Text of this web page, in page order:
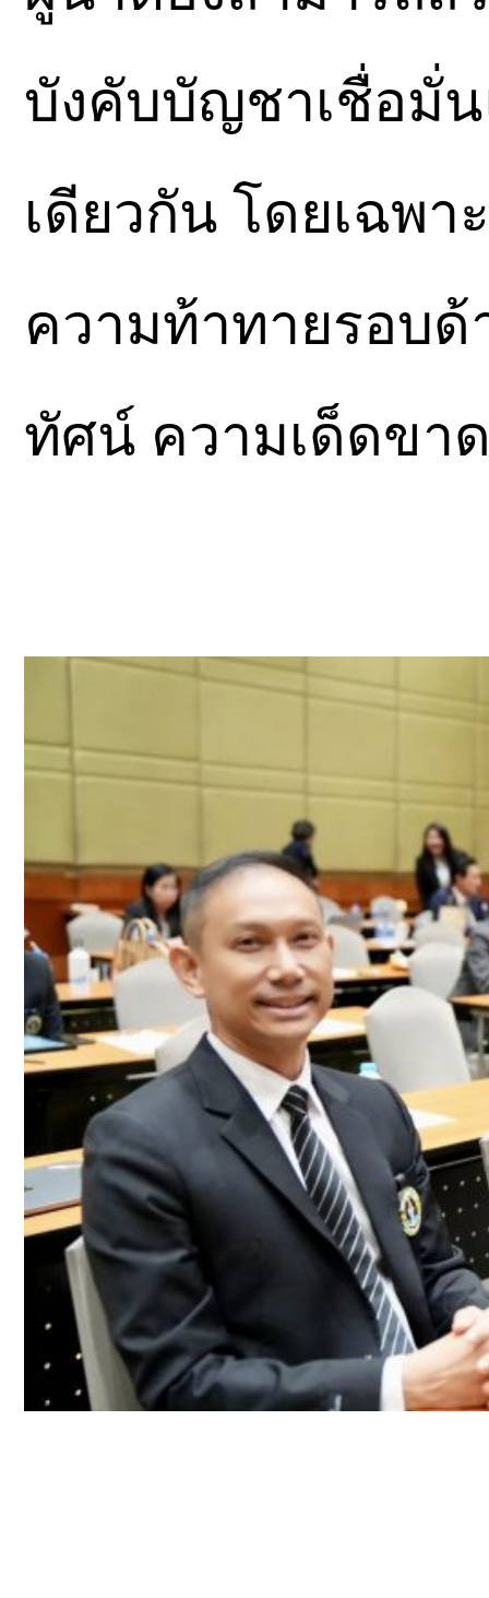
บังคับบัญชาเชื่อมั่
เดียวกัน โดยเฉพ
ความท้าทายรอบด้
ทัศน์ ความเด็ดขา